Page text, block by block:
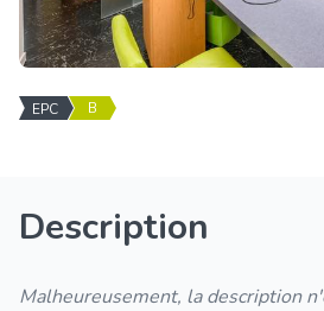
EPC B
Description
Malheureusement, la description